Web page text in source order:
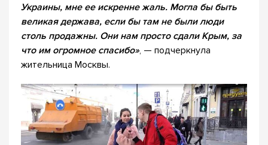
Украины, мне ее искренне жаль. Могла бы быть
великая держава, если бы там не были люди
столь продажны. Они нам просто сдали Крым, за
что им огромное спасибо», — подчеркнула
жительница Москвы.